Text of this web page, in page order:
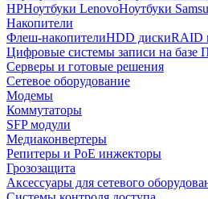
HPНоутбуки LenovoНоутбуки
Накопители
Флеш-накопителиHDD дискиRAID
Цифровые системы записи на базе
Серверы и готовые решения
Сетевое оборудование
Модемы
Коммутаторы
SFP модули
Медиаконвертеры
Репитеры и PoE инжекторы
Грозозащита
Аксессуары для сетевого